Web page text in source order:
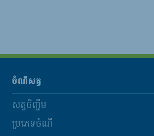
ចំណីសត្វ
សត្វចិញ្ចឹម
ប្រភេទចំណី